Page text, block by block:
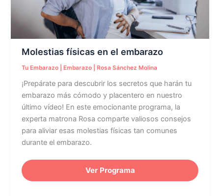
Molestias físicas en el embarazo
Tu Embarazo Embarazo Rosa Sánchez Molina
¡Prepárate para descubrir los secretos que harán tu
embarazo más cómodo y placentero en nuestro
último vídeo! En este emocionante programa, la
experta matrona Rosa comparte valiosos consejos
para aliviar esas molestias físicas tan comunes
durante el embarazo.
Ver Programa